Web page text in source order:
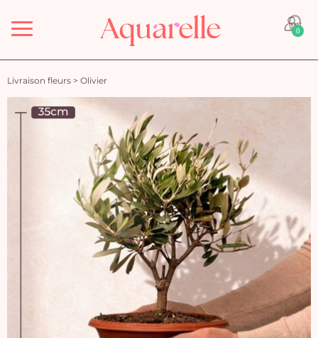
Menu 0
Livraison fleurs > Olivier